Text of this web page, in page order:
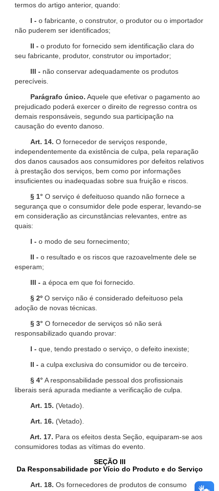
termos do artigo anterior, quando:
I - o fabricante, o construtor, o produtor ou o importador
não puderem ser identificados;
II - o produto for fornecido sem identificação clara do
seu fabricante, produtor, construtor ou importador;
III - não conservar adequadamente os produtos
perecíveis.
Parágrafo único. Aquele que efetivar o pagamento ao
prejudicado poderá exercer o direito de regresso contra os
demais responsáveis, segundo sua participação na
causação do evento danoso.
Art. 14. O fornecedor de serviços responde,
independentemente da existência de culpa, pela reparação
dos danos causados aos consumidores por defeitos relativos
à prestação dos serviços, bem como por informações
insuficientes ou inadequadas sobre sua fruição e riscos.
§ 1° O serviço é defeituoso quando não fornece a
segurança que o consumidor dele pode esperar, levando-se
em consideração as circunstâncias relevantes, entre as
quais:
I - o modo de seu fornecimento;
II - o resultado e os riscos que razoavelmente dele se
esperam;
III - a época em que foi fornecido.
§ 2º O serviço não é considerado defeituoso pela
adoção de novas técnicas.
§ 3° O fornecedor de serviços só não será
responsabilizado quando provar:
I - que, tendo prestado o serviço, o defeito inexiste;
II - a culpa exclusiva do consumidor ou de terceiro.
§ 4° A responsabilidade pessoal dos profissionais
liberais será apurada mediante a verificação de culpa.
Art. 15. (Vetado).
Art. 16. (Vetado).
Art. 17. Para os efeitos desta Seção, equiparam-se aos
consumidores todas as vítimas do evento.
SEÇÃO III
Da Responsabilidade por Vício do Produto e do Serviço
Art. 18. Os fornecedores de produtos de consumo